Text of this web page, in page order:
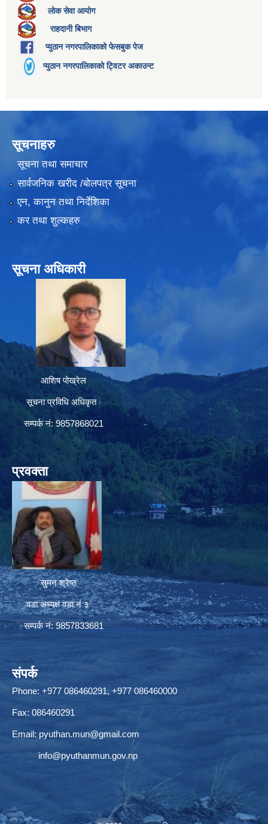
लोक सेवा आयोग
राहदानी बिभाग
प्युठान नगरपालिकाको फेसबुक पेज
प्युठान नगरपालिकाको ट्विटर अकाउन्ट
सूचनाहरु
सूचना तथा समाचार
सार्वजनिक खरीद /बोलपत्र सूचना
एन, कानुन तथा निर्देशिका
कर तथा शुल्कहरु
सूचना अधिकारी
आशिष पोख्रेल
सूचना प्रविधि अधिकृत
सम्पर्क नं: 9857868021
प्रवक्ता
सुमन श्रेष्ठ
वडा अध्यक्ष वडा नं ३
सम्पर्क नं: 9857833681
संपर्क
Phone: +977 086460291, +977 086460000
Fax: 086460291
Email: pyuthan.mun@gmail.com
info@pyuthanmun.gov.np